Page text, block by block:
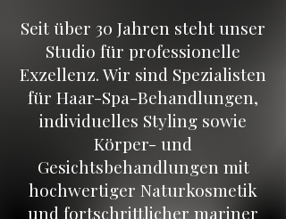
Seit über 30 Jahren steht unser
Studio für professionelle
Exzellenz. Wir sind Spezialisten
für Haar-Spa-Behandlungen,
individuelles Styling sowie
Körper- und
Gesichtsbehandlungen mit
hochwertiger Naturkosmetik
und fortschrittlicher mariner